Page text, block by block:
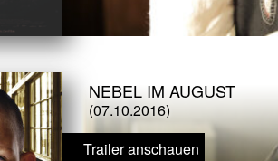
NEBEL IM AUGUST
(07.10.2016)
Trailer anschauen